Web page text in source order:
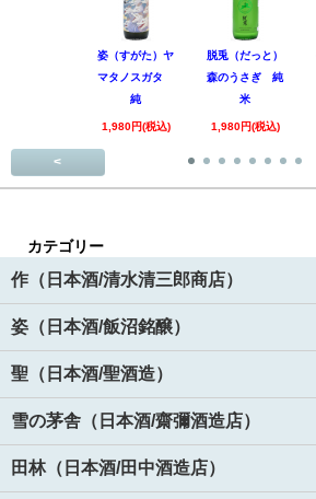
姿（すがた）ヤ
マタノスガタ
純
1,980円(税込)
脱兎（だっと）
森のうさぎ 純
米
1,980円(税込)
<
カテゴリー
作（日本酒/清水清三郎商店）
姿（日本酒/飯沼銘醸）
聖（日本酒/聖酒造）
雪の茅舎（日本酒/齋彌酒造店）
田林（日本酒/田中酒造店）